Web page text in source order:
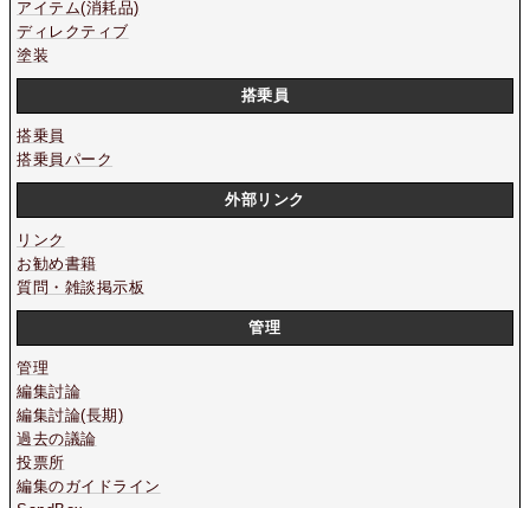
アイテム(消耗品)
ディレクティブ
塗装
搭乗員
搭乗員
搭乗員パーク
外部リンク
リンク
お勧め書籍
質問・雑談掲示板
管理
管理
編集討論
編集討論(長期)
過去の議論
投票所
編集のガイドライン